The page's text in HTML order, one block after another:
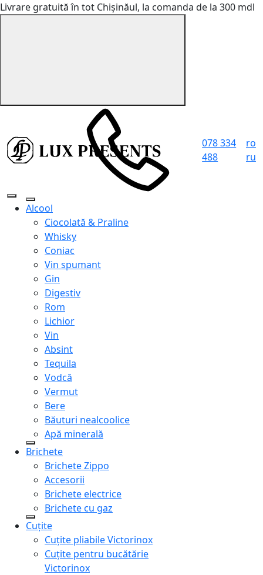
Livrare gratuită în tot Chișinăul, la comanda de la 300 mdl
078 334
488
ro
ru
Alcool
Ciocolată & Praline
Whisky
Coniac
Vin spumant
Gin
Digestiv
Rom
Lichior
Vin
Absint
Tequila
Vodcă
Vermut
Bere
Băuturi nealcoolice
Apă minerală
Brichete
Brichete Zippo
Accesorii
Brichete electrice
Brichete cu gaz
Cuțite
Cuțite pliabile Victorinox
Cuțite pentru bucătărie
Victorinox